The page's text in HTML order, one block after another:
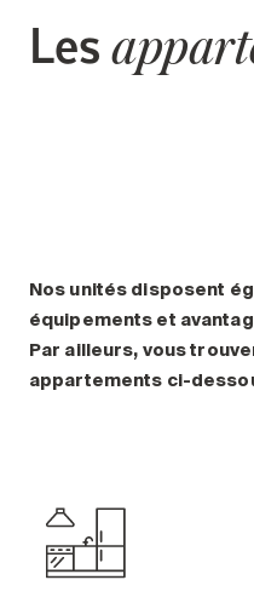
Les
Nos unités disposent
équipements et
Par ailleurs, vous
appartements ci-